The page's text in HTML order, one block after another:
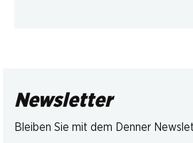
Newsletter
Bleiben Sie mit dem Denner